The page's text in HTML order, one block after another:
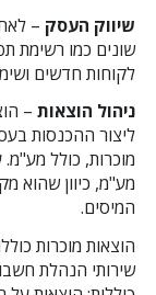
שיווק העסק –
שונים כמו רשימת
לקוחות חדשים
ניהול הוצאות –
ליצור ההכנסות
מוכרות, כולל
מע"מ, כיוון שהוא
המיסים.
הוצאות מוכרות
שירותי הנהלת